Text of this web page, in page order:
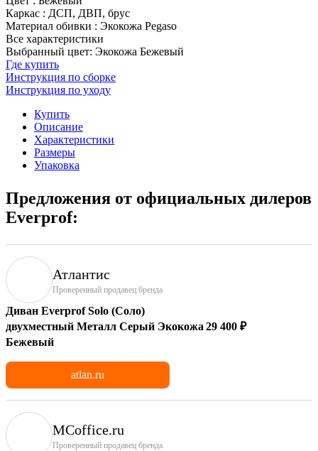
Каркас : ДСП, ДВП, брус
Материал обивки : Экокожа Pegaso
Все характеристики
Выбранный цвет: Экокожа Бежевый
Где купить
Инструкция по сборке
Инструкция по уходу
Купить
Описание
Характеристики
Размеры
Упаковка
Предложения от официальных дилеров
Everprof:
Атлантис
Проверенный продавец бренда
Диван Everprof Solo (Соло)
двухместный Металл Серый Экокожа
Бежевый
29 400 ₽
atlan.ru
MCoffice.ru
Проверенный продавец бренда